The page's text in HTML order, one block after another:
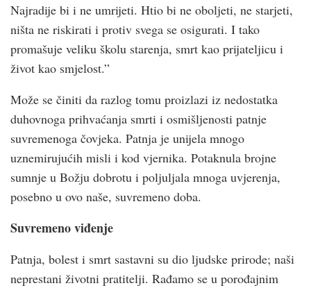
Najradije bi i ne umrijeti. Htio bi ne oboljeti, ne starjeti,
ništa ne riskirati i protiv svega se osigurati. I tako
promašuje veliku školu starenja, smrt kao prijateljicu i
život kao smjelost.”
Može se činiti da razlog tomu proizlazi iz nedostatka
duhovnoga prihvaćanja smrti i osmišljenosti patnje
suvremenoga čovjeka. Patnja je unijela mnogo
uznemirujućih misli i kod vjernika. Potaknula brojne
sumnje u Božju dobrotu i poljuljala mnoga uvjerenja,
posebno u ovo naše, suvremeno doba.
Suvremeno viđenje
Patnja, bolest i smrt sastavni su dio ljudske prirode; naši
neprestani životni pratitelji. Rađamo se u porođajnim